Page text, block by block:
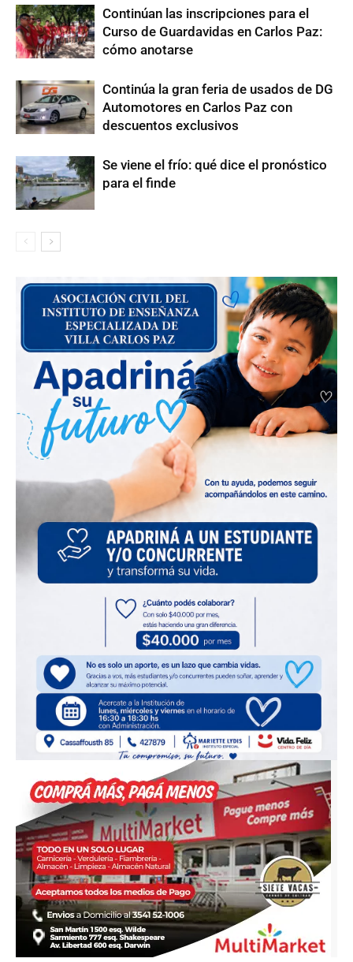
Continúan las inscripciones para el
Curso de Guardavidas en Carlos Paz:
cómo anotarse
Continúa la gran feria de usados de DG
Automotores en Carlos Paz con
descuentos exclusivos
Se viene el frío: qué dice el pronóstico
para el finde